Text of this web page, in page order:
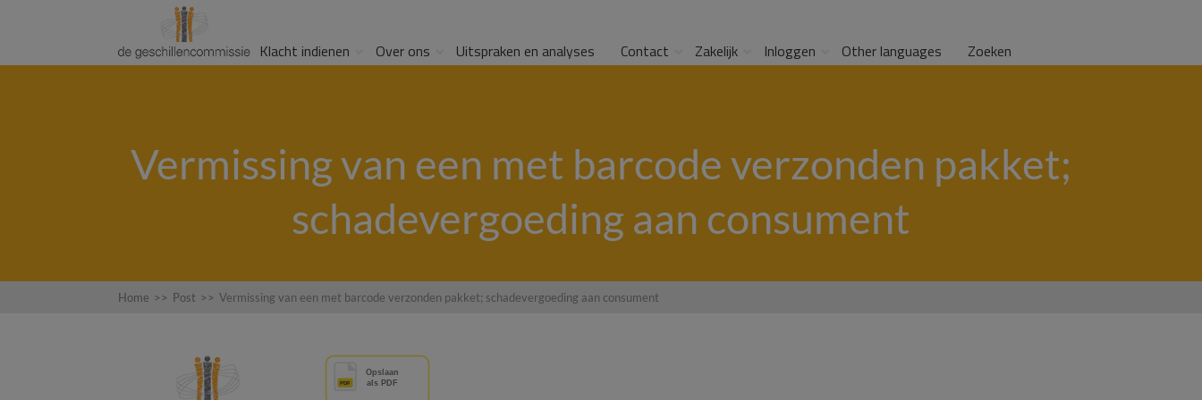
Klacht indienen Over ons Uitspraken en analyses Contact Zakelijk Inloggen Other languages Zoeken
Vermissing van een met barcode verzonden pakket;
schadevergoeding aan consument
Home >> Post >> Vermissing van een met barcode verzonden pakket; schadevergoeding aan consument